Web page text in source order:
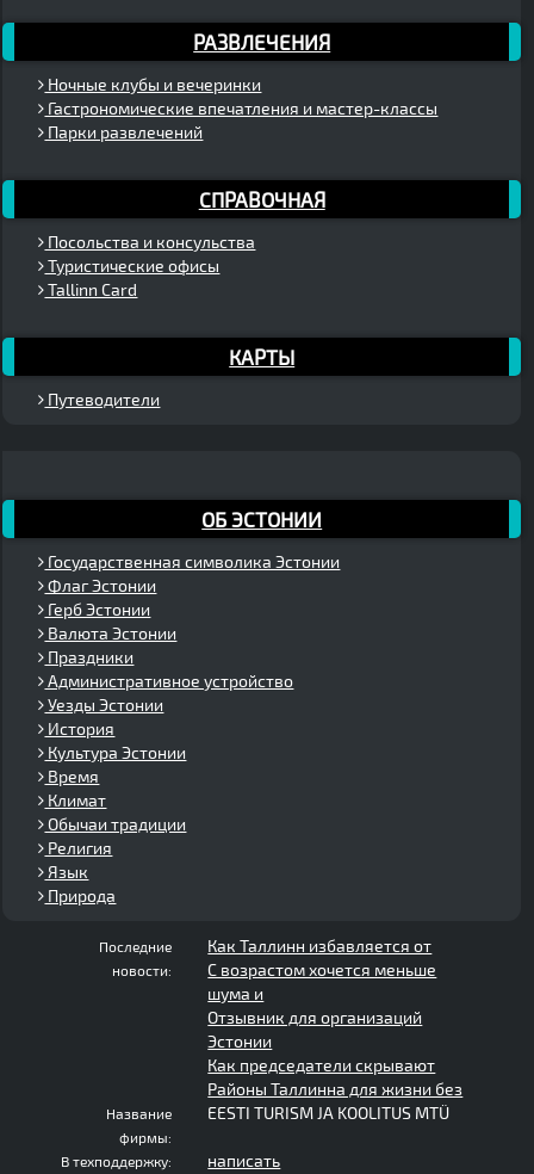
РАЗВЛЕЧЕНИЯ
Ночные клубы и вечеринки
Гастрономические впечатления и мастер-классы
Парки развлечений
СПРАВОЧНАЯ
Посольства и консульства
Туристические офисы
Tallinn Card
КАРТЫ
Путеводители
ОБ ЭСТОНИИ
Государственная символика Эстонии
Флаг Эстонии
Герб Эстонии
Валюта Эстонии
Праздники
Административное устройство
Уезды Эстонии
История
Культура Эстонии
Время
Климат
Обычаи традиции
Религия
Язык
Природа
Последние
новости:
Как Таллинн избавляется от
С возрастом хочется меньше
шума и
Отзывник для организаций
Эстонии
Как председатели скрывают
Районы Таллинна для жизни без
Название
фирмы:
EESTI TURISM JA KOOLITUS MTÜ
В техподдержку:
написать